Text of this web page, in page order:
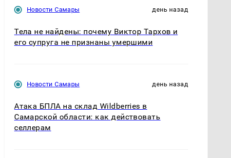
Новости Самары день назад
Тела не найдены: почему Виктор Тархов и
его супруга не признаны умершими
Новости Самары день назад
Атака БПЛА на склад Wildberries в
Самарской области: как действовать
селлерам